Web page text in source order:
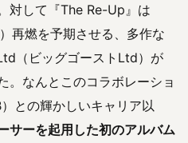
対して『The Re-Up』は
再燃を予期させる、多作な
（ビッグゴーストLtd）が
。なんとこのコラボレーショ
との輝かしいキャリア以
サーを起用した初のアルバム